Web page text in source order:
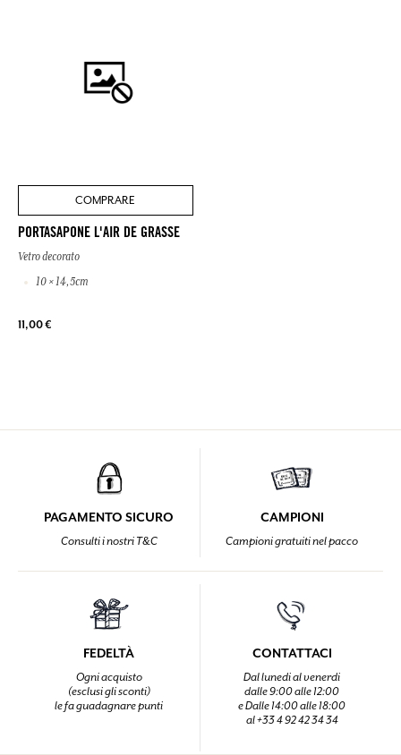
COMPRARE
PORTASAPONE L'AIR DE GRASSE
Vetro decorato
10 × 14,5cm
11,00 €
PAGAMENTO SICURO
Consulti i nostri T&C
CAMPIONI
Campioni gratuiti nel pacco
FEDELTÀ
Ogni acquisto
(esclusi gli sconti)
le fa guadagnare punti
CONTATTACI
Dal lunedi al venerdi
dalle 9:00 alle 12:00
e Dalle 14:00 alle 18:00
al +33 4 92 42 34 34